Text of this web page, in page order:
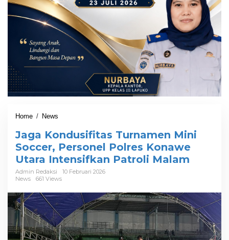
Home / News
g
a
K
o
d
i
f
i
t
Jaga Kondusifitas Turnamen Mini
Soccer, Personel Polres Konawe
Utara Intensifkan Patroli Malam
Admin Redaksi
10 Februari 2026
News
661 Views